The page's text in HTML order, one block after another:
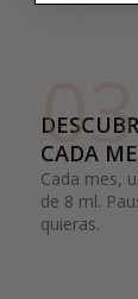
03
CADA
Cada mes,
de 8 ml.
quieras.